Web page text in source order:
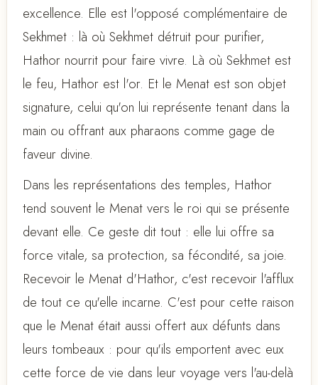
excellence. Elle est l'opposé complémentaire de
Sekhmet : là où Sekhmet détruit pour purifier,
Hathor nourrit pour faire vivre. Là où Sekhmet est
le feu, Hathor est l'or. Et le Menat est son objet
signature, celui qu'on lui représente tenant dans la
main ou offrant aux pharaons comme gage de
faveur divine.
Dans les représentations des temples, Hathor
tend souvent le Menat vers le roi qui se présente
devant elle. Ce geste dit tout : elle lui offre sa
force vitale, sa protection, sa fécondité, sa joie.
Recevoir le Menat d'Hathor, c'est recevoir l'afflux
de tout ce qu'elle incarne. C'est pour cette raison
que le Menat était aussi offert aux défunts dans
leurs tombeaux : pour qu'ils emportent avec eux
cette force de vie dans leur voyage vers l'au-delà